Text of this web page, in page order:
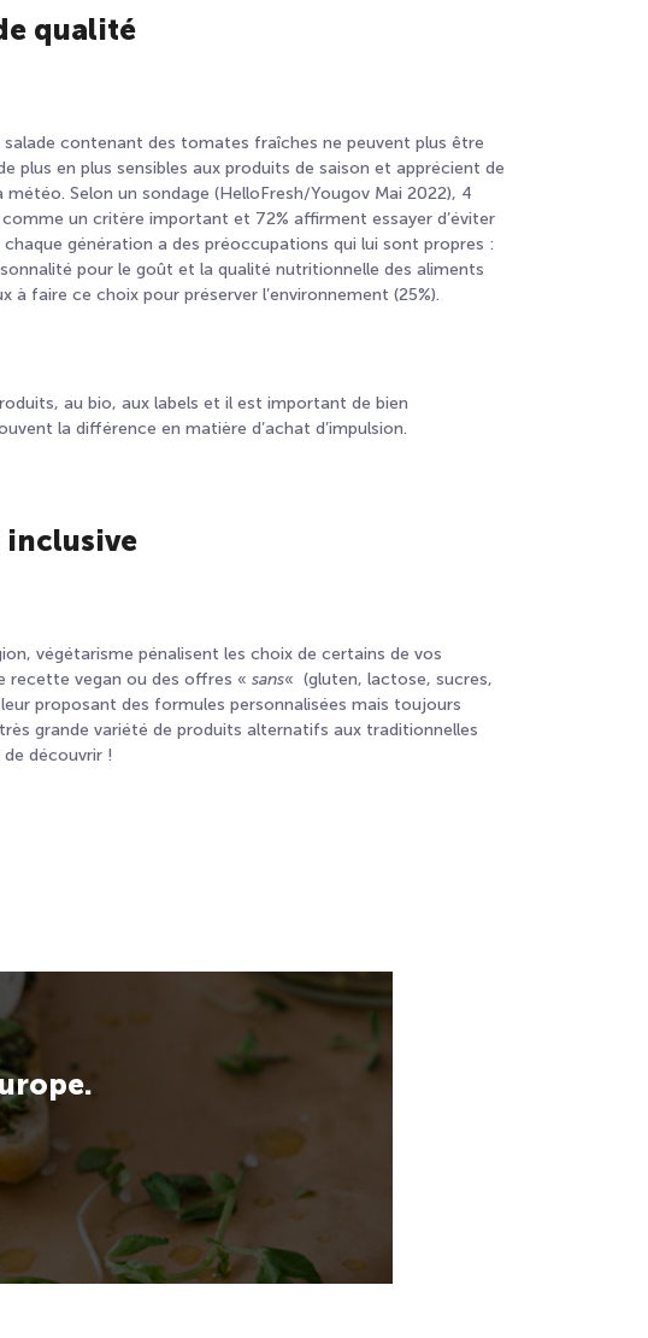
qualité
contenant des tomates fraîches ne peuvent plus être
plus en plus sensibles aux produits de saison et apprécient de
Selon un sondage (HelloFresh/Yougov Mai 2022), 4
un critère important et 72% affirment essayer d’éviter
chaque génération a des préoccupations qui lui sont propres :
pour le goût et la qualité nutritionnelle des aliments
à faire ce choix pour préserver l’environnement (25%).
au bio, aux labels et il est important de bien
la différence en matière d’achat d’impulsion.
inclusive
végétarisme pénalisent les choix de certains de vos
recette vegan ou des offres « sans« (gluten, lactose, sucres,
proposant des formules personnalisées mais toujours
grande variété de produits alternatifs aux traditionnelles
découvrir !